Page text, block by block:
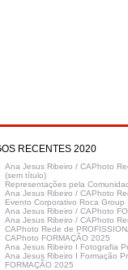
RECENTES 2020
Ana Jesus Ribeiro / CAPhoto
(sem título)
Representações pela
Ana Jesus Ribeiro / CAPhoto
Evento Corporativo Roca Group
Ana Jesus Ribeiro / CAPhoto
Ana Jesus Ribeiro / CAPhoto
CAPhoto Rede de
CAPhoto FORMAÇÃO 2025
Ana Jesus Ribeiro I Fotografia
Ana Jesus Ribeiro I Formação
FORMAÇÃO 2025